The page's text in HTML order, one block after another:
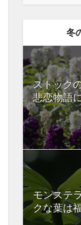
冬
ストック
悲恋物語
モンステ
クな葉は